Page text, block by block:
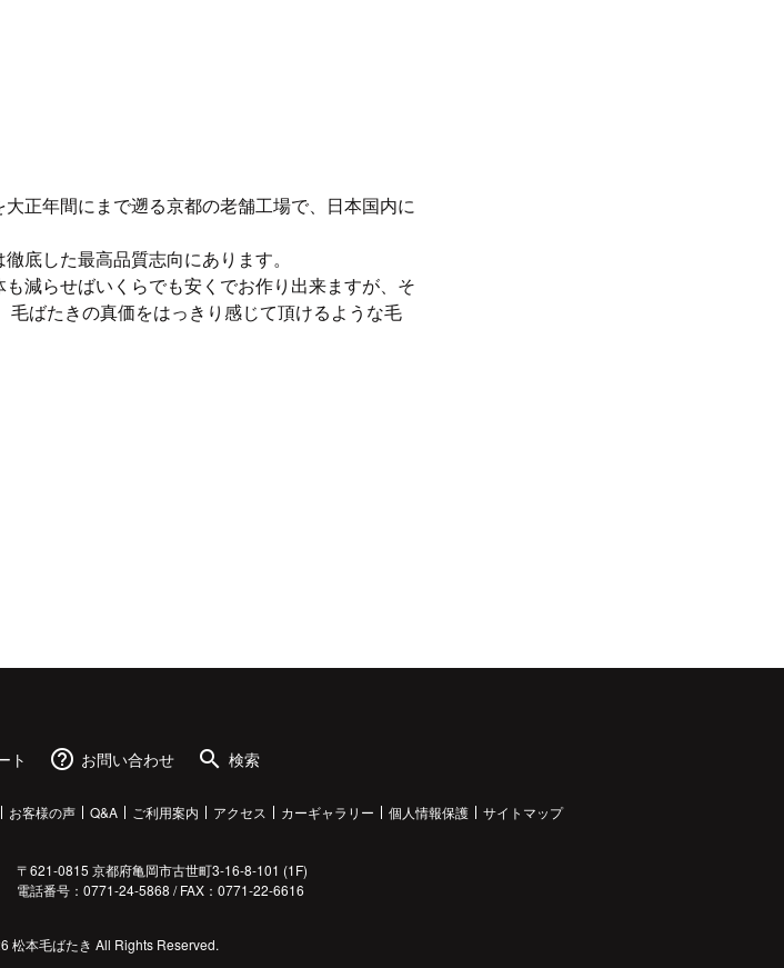
正年間にまで遡る京都の老舗工場で、日本国内に
底した最高品質志向にあります。
減らせばいくらでも安くでお作り出来ますが、そ
ばたきの真価をはっきり感じて頂けるような毛
ト help_outline お問い合わせ search 検索
お客様の声 Q&A ご利用案内 アクセス カーギャラリー 個人情報保護 サイトマップ
〒621-0815 京都府亀岡市古世町3-16-8-101 (1F)
電話番号： 0771-24-5868 / FAX：0771-22-6616
松本毛ばたき All Rights Reserved.